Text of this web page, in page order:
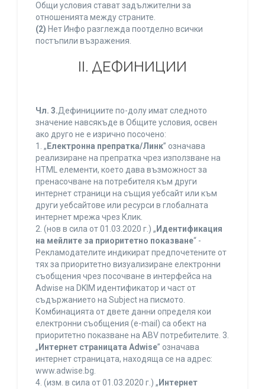
Общи условия стават задължителни за
отношенията между страните.
(2) Нет Инфо разглежда поотделно всички
постъпили възражения.
ІІ. ДЕФИНИЦИИ
Чл. 3.Дефинициите по-долу имат следното
значение навсякъде в Общите условия, освен
ако друго не е изрично посочено:
1. „ Електронна препратка/Линк” означава
реализиране на препратка чрез използване на
HTML елементи, което дава възможност за
пренасочване на потребителя към други
интернет страници на същия уебсайт или към
други уебсайтове или ресурси в глобалната
интернет мрежа чрез Клик.
2. (нов в сила от 01.03.2020 г.) „ Идентификация
на мейлите за приоритетно показване“ -
Рекламодателите индикират предпочетените от
тях за приоритетно визуализиране електронни
съобщения чрез посочване в интерфейса на
Adwise на DKIM идентификатор и част от
съдържанието на Subject на писмото.
Комбинацията от двете данни определя кои
електронни съобщения (e-mail) са обект на
приоритетно показване на ABV потребителите. 3.
„ Интернет страницата Adwise” означава
интернет страницата, находяща се на адрес:
www.adwise.bg.
4. (изм. в сила от 01.03.2020 г.) „ Интернет